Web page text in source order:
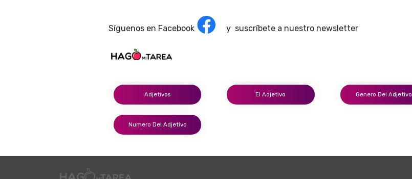
Síguenos en Facebook y suscríbete a nuestro newsletter
Adjetivos El Adjetivo Genero Del Adjetivo
Numero Del Adjetivo